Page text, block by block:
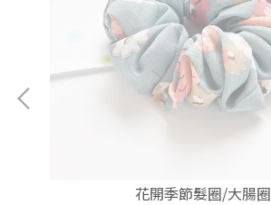
花開季節髮圈/大腸圈